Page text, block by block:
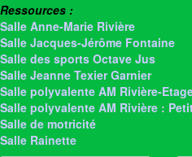
Ressources :
Salle Anne-Marie Rivière
Salle Jacques-Jérôme Fontaine
Salle des sports Octave Jus
Salle Jeanne Texier Garnier
Salle polyvalente AM Rivière-
Salle polyvalente AM Rivière :
Salle de motricité
Salle Rainette